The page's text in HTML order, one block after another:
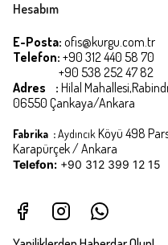
Hesabım
E-Posta: ofis@kurgu.com.tr
Telefon: +90 312 440 58 70
+90 538 252 47 82
Adres : Hilal
06550 Çankaya/Ankara
Fabrika :Aydıncık Köyü 498
Karapürçek / Ankara
Telefon: +90 312 399 12 15